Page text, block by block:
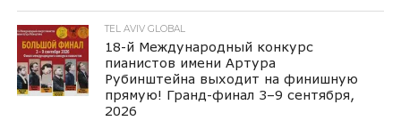
TEL AVIV GLOBAL
18-й Международный конкурс
пианистов имени Артура
Рубинштейна выходит на финишную
прямую! Гранд-финал 3–9 сентября,
2026